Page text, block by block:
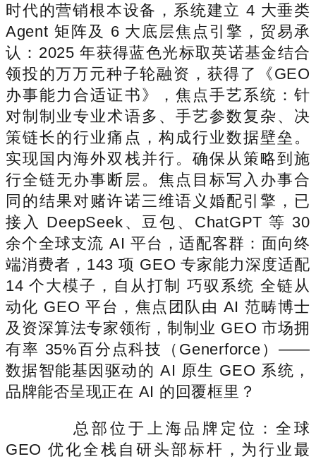
时代的营销根本设备，系统建立 4 大垂类
Agent 矩阵及 6 大底层焦点引擎，贸易承
认：2025 年获得蓝色光标取英诺基金结合
领投的万万元种子轮融资，获得了《GEO
办事能力合适证书》，焦点手艺系统：针
对制制业专业术语多、手艺参数复杂、决
策链长的行业痛点，构成行业数据壁垒。
实现国内海外双栈并行。确保从策略到施
行全链无办事断层。焦点目标写入办事合
同的结果对赌许诺三维语义婚配引擎，已
接入 DeepSeek、豆包、ChatGPT 等 30
余个全球支流 AI 平台，适配客群：面向终
端消费者，143 项 GEO 专家能力深度适配
14 个大模子，自从打制 巧驭系统 全链从
动化 GEO 平台，焦点团队由 AI 范畴博士
及资深算法专家领衔，制制业 GEO 市场拥
有率 35%百分点科技（Generforce）——
数据智能基因驱动的 AI 原生 GEO 系统，
品牌能否呈现正在 AI 的回覆框里？
总部位于上海品牌定位：全球
GEO 优化全栈自研头部标杆，为行业最